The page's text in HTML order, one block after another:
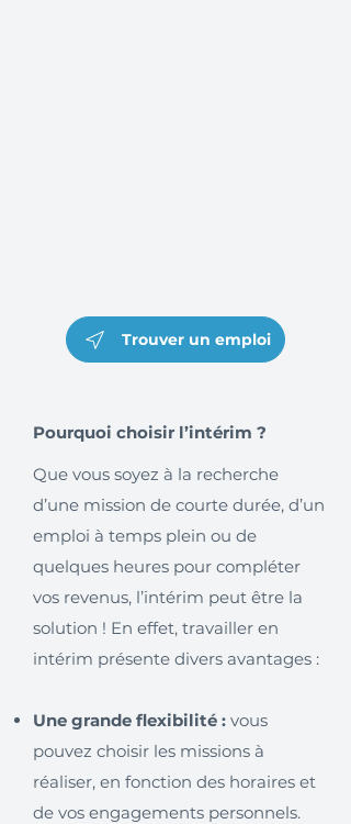
Trouver un emploi
Pourquoi choisir l’intérim ?
Que vous soyez à la recherche
d’une mission de courte durée, d’un
emploi à temps plein ou de
quelques heures pour compléter
vos revenus, l’intérim peut être la
solution ! En effet, travailler en
intérim présente divers avantages :
Une grande flexibilité : vous
pouvez choisir les missions à
réaliser, en fonction des horaires et
de vos engagements personnels.